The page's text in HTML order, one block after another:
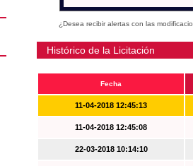
¿Desea recibir alertas con las
Histórico de la Licitación
Fecha
11-04-2018 12:45:13
11-04-2018 12:45:08
22-03-2018 10:14:10